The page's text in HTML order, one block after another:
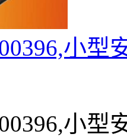
小型
小型